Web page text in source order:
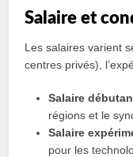
Salaire et
Les salaires varient
centres privés),
Salaire
régions et le
Salaire
pour les